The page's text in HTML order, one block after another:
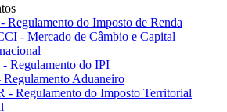
Regulamento do Imposto de Renda
- Mercado de Câmbio e Capital
Regulamento do IPI
Aduaneiro
- Regulamento do Imposto Territorial